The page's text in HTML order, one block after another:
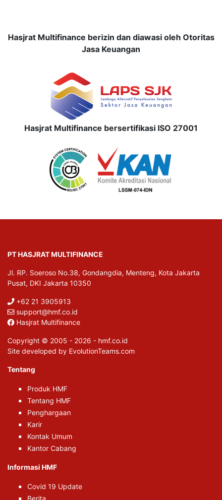
Hasjrat Multifinance berizin dan diawasi oleh Otoritas
Jasa Keuangan
Hasjrat Multifinance bersertifikasi ISO 27001
PT HASJRAT MULTIFINANCE
Jl. RP. Soeroso No.38, Gondangdia, Menteng, Kota Jakarta
Pusat, DKI Jakarta 10350
+62 21 3905913
support@hmf.co.id
Hasjrat Multifinance
Copyright © 2005 - 2026 - hmf.co.id
Site developed by EvolutionTeams.com
Tentang
Produk HMF
Tentang HMF
Penghargaan
Karir
Kontak Umum
Kantor Cabang
Informasi HMF
Covid 19 Update
Berita